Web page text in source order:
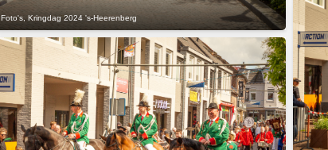
Foto's,Kringdag 2024 's-Heerenberg